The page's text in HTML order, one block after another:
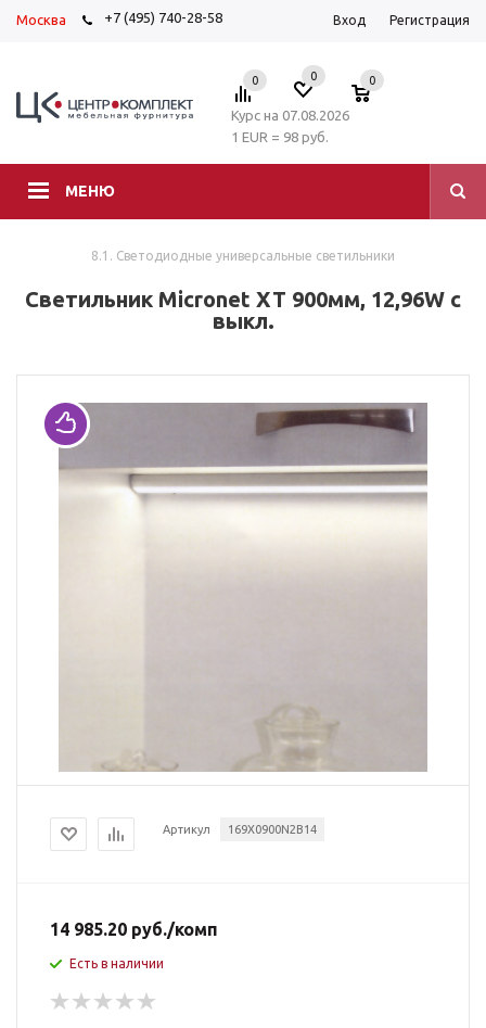
Москва +7 (495) 740-28-58 Вход Регистрация
МЕНЮ
0 0 0
Курс на 07.08.2026
1 EUR = 98 руб.
8.1. Светодиодные универсальные светильники
Светильник Micronet XT 900мм, 12,96W с
выкл.
Артикул 169X0900N2B14
14 985.20 руб./комп
Есть в наличии